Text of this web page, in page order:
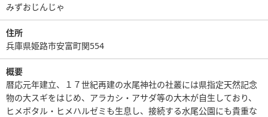
みずおじんじゃ
住所
兵庫県姫路市安富町関554
概要
暦応元年建立、１７世紀再建の水尾神社の社叢には県指定天然記念
物の大スギをはじめ、アラカシ・アサダ等の大木が自生しており、
ヒメボタル・ヒメハルゼミも生息し、接続する水尾公園にも貴重な